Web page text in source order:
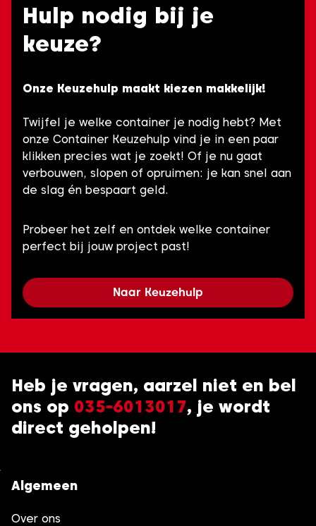
Hulp nodig bij je
keuze?
Onze Keuzehulp maakt kiezen makkelijk!
Twijfel je welke container je nodig hebt? Met
onze Container Keuzehulp vind je in een paar
klikken precies wat je zoekt! Of je nu gaat
verbouwen, slopen of opruimen: je kan snel aan
de slag én bespaart geld.
Probeer het zelf en ontdek welke container
perfect bij jouw project past!
Naar Keuzehulp
Heb je vragen, aarzel niet en bel
ons op 035-6013017, je wordt
direct geholpen!
Algemeen
Over ons